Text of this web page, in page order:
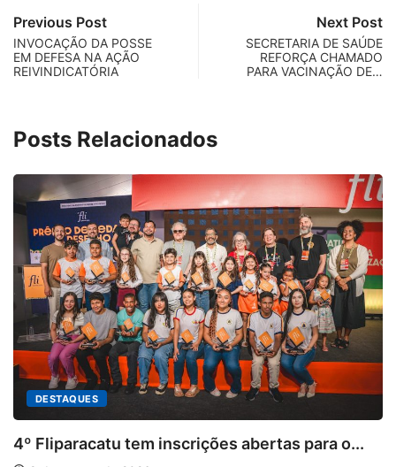
Previous Post
INVOCAÇÃO DA POSSE
EM DEFESA NA AÇÃO
REIVINDICATÓRIA
Next Post
SECRETARIA DE SAÚDE
REFORÇA CHAMADO
PARA VACINAÇÃO DE…
Posts Relacionados
tem inscrições abertas para o...